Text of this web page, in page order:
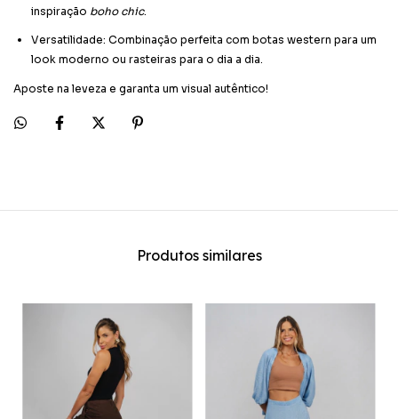
inspiração boho chic.
Versatilidade: Combinação perfeita com botas western para um
look moderno ou rasteiras para o dia a dia.
Aposte na leveza e garanta um visual autêntico!
Produtos similares